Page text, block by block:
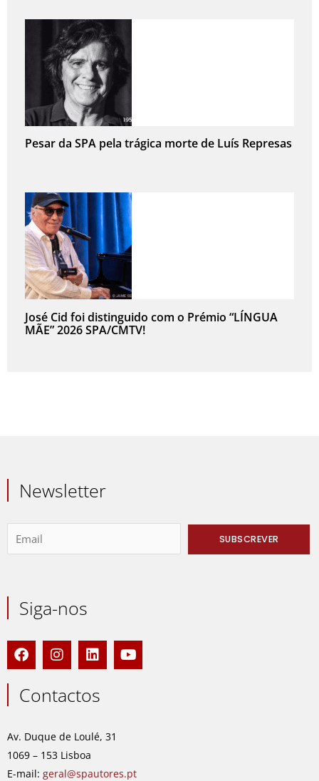
Pesar da SPA pela trágica morte de Luís Represas
José Cid foi distinguido com o Prémio “LÍNGUA
MÃE” 2026 SPA/CMTV!
Newsletter
Siga-nos
F
a
c
e
b
o
k
I
n
s
t
a
r
a
m
L
i
n
k
e
i
n
Y
o
u
Contactos
Av. Duque de Loulé, 31
1069 – 153 Lisboa
E-mail: geral@spautores.pt